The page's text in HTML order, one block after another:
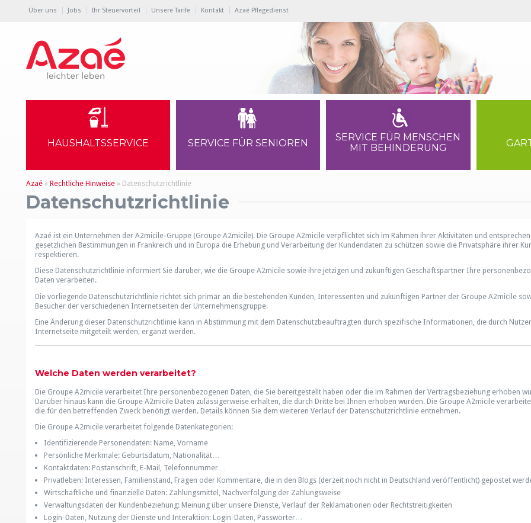
Über uns Jobs Ihr Steuervorteil Unsere Tarife Kontakt Azaé Pflegedienst
HAUSHALTSSERVICE SERVICE FÜR SENIOREN
SERVICE FÜR MENSCHEN
MIT BEHINDERUNG
Azaé» Rechtliche Hinweise» Datenschutzrichtlinie
Datenschutzrichtlinie
Azaé ist ein Unternehmen der A2micile-Gruppe (Groupe A2micile). Die Groupe A2micile verpflichtet sich im Rahmen ihrer Aktivitäten und
gesetzlichen Bestimmungen in Frankreich und in Europa die Erhebung und Verarbeitung der Kundendaten zu schützen sowie die Privatsphäre ihrer
respektieren.
Diese Datenschutzrichtlinie informiert Sie darüber, wie die Groupe A2micile sowie ihre jetzigen und zukünftigen Geschäftspartner Ihre
Daten verarbeiten.
Die vorliegende Datenschutzrichtlinie richtet sich primär an die bestehenden Kunden, Interessenten und zukünftigen Partner der Groupe A2micile
Besucher der verschiedenen Internetseiten der Unternehmensgruppe.
Eine Änderung dieser Datenschutzrichtlinie kann in Abstimmung mit dem Datenschutzbeauftragten durch spezifische Informationen, die durch
Internetseite mitgeteilt werden, ergänzt werden.
Welche Daten werden verarbeitet?
Die Groupe A2micile verarbeitet Ihre personenbezogenen Daten, die Sie bereitgestellt haben oder die im Rahmen der Vertragsbeziehung erhoben
Darüber hinaus kann die Groupe A2micile Daten zulässigerweise erhalten, die durch Dritte bei Ihnen erhoben wurden. Die Groupe A2micile
die für den betreffenden Zweck benötigt werden. Details können Sie dem weiteren Verlauf der Datenschutzrichtlinie entnehmen.
Die Groupe A2micile verarbeitet folgende Datenkategorien:
Identifizierende Personendaten: Name, Vorname
Persönliche Merkmale: Geburtsdatum, Nationalität…
Kontaktdaten: Postanschrift, E-Mail, Telefonnummer…
Privatleben: Interessen, Familienstand, Fragen oder Kommentare, die in den Blogs (derzeit noch nicht in Deutschland veröffentlicht) gepostet
Wirtschaftliche und finanzielle Daten: Zahlungsmittel, Nachverfolgung der Zahlungsweise
Verwaltungsdaten der Kundenbeziehung: Meinung über unsere Dienste, Verlauf der Reklamationen oder Rechtstreitigkeiten
Login-Daten, Nutzung der Dienste und Interaktion: Login-Daten, Passwörter…